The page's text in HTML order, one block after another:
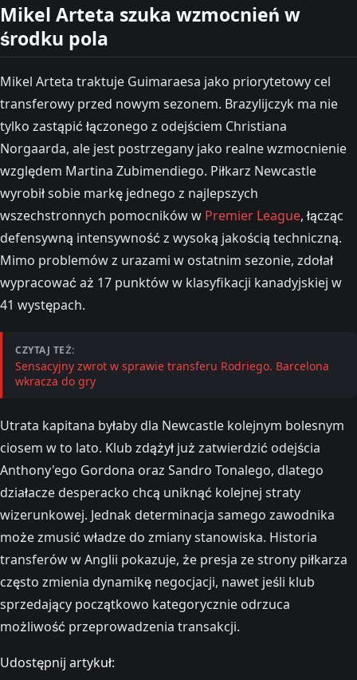
Mikel Arteta szuka wzmocnień w
środku pola
Mikel Arteta traktuje Guimaraesa jako priorytetowy cel
transferowy przed nowym sezonem. Brazylijczyk ma nie
tylko zastąpić łączonego z odejściem Christiana
Norgaarda, ale jest postrzegany jako realne wzmocnienie
względem Martina Zubimendiego. Piłkarz Newcastle
wyrobił sobie markę jednego z najlepszych
wszechstronnych pomocników w Premier League, łącząc
defensywną intensywność z wysoką jakością techniczną.
Mimo problemów z urazami w ostatnim sezonie, zdołał
wypracować aż 17 punktów w klasyfikacji kanadyjskiej w
41 występach.
CZYTAJ TEŻ:
Sensacyjny zwrot w sprawie transferu Rodriego. Barcelona
wkracza do gry
Utrata kapitana byłaby dla Newcastle kolejnym bolesnym
ciosem w to lato. Klub zdążył już zatwierdzić odejścia
Anthony'ego Gordona oraz Sandro Tonalego, dlatego
działacze desperacko chcą uniknąć kolejnej straty
wizerunkowej. Jednak determinacja samego zawodnika
może zmusić władze do zmiany stanowiska. Historia
transferów w Anglii pokazuje, że presja ze strony piłkarza
często zmienia dynamikę negocjacji, nawet jeśli klub
sprzedający początkowo kategorycznie odrzuca
możliwość przeprowadzenia transakcji.
Udostępnij artykuł: